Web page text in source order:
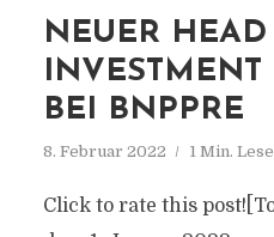
NEUER HEAD
INVESTMENT
BEI BNPPRE
8. Februar 2022 1 Min.
Click to rate this